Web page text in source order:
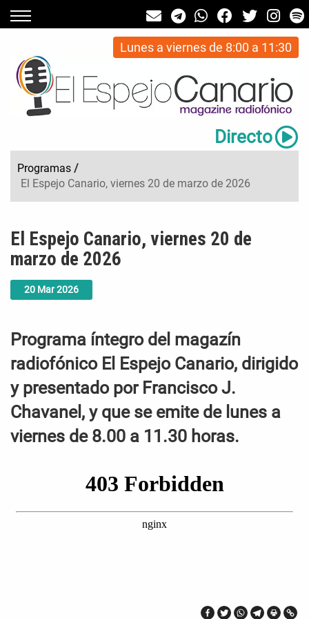
Lunes a viernes de 8:00 a 11:30
Directo
Programas /
El Espejo Canario, viernes 20 de marzo de 2026
20 Mar2026
El Espejo Canario, viernes 20 de
marzo de 2026
Programa íntegro del magazín
radiofónico El Espejo Canario, dirigido
y presentado por Francisco J.
Chavanel, y que se emite de lunes a
viernes de 8.00 a 11.30 horas.